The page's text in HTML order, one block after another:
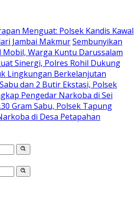
Menguat: Polsek Kandis Kawal
Jambai MakmurSembunyikan
Mobil, Warga Kuntu Darussalam
Sinergi, Polres Rohil Dukung
Lingkungan Berkelanjutan
dan 2 Butir Ekstasi, Polsek
Pengedar Narkoba di Sei
Gram Sabu, Polsek Tapung
di Desa Petapahan